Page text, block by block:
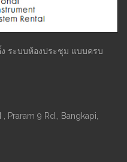
ระบบห้องประชุม แบบครบ
Praram 9 Rd., Bangkapi,